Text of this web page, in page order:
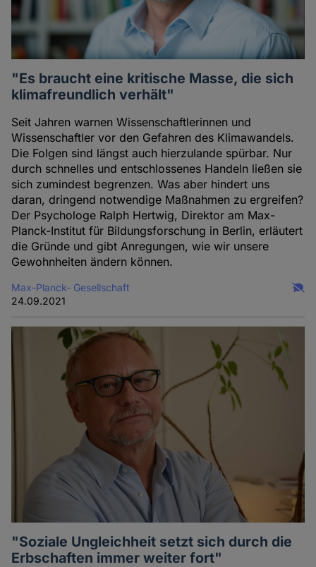
"Es braucht eine kritische Masse, die sich
klimafreundlich verhält"
Seit Jahren warnen Wissenschaftlerinnen und
Wissenschaftler vor den Gefahren des Klimawandels.
Die Folgen sind längst auch hierzulande spürbar. Nur
durch schnelles und entschlossenes Handeln ließen sie
sich zumindest begrenzen. Was aber hindert uns
daran, dringend notwendige Maßnahmen zu ergreifen?
Der Psychologe Ralph Hertwig, Direktor am Max-
Planck-Institut für Bildungsforschung in Berlin, erläutert
die Gründe und gibt Anregungen, wie wir unsere
Gewohnheiten ändern können.
Max-Planck- Gesellschaft
24.09.2021
"Soziale Ungleichheit setzt sich durch die
Erbschaften immer weiter fort"